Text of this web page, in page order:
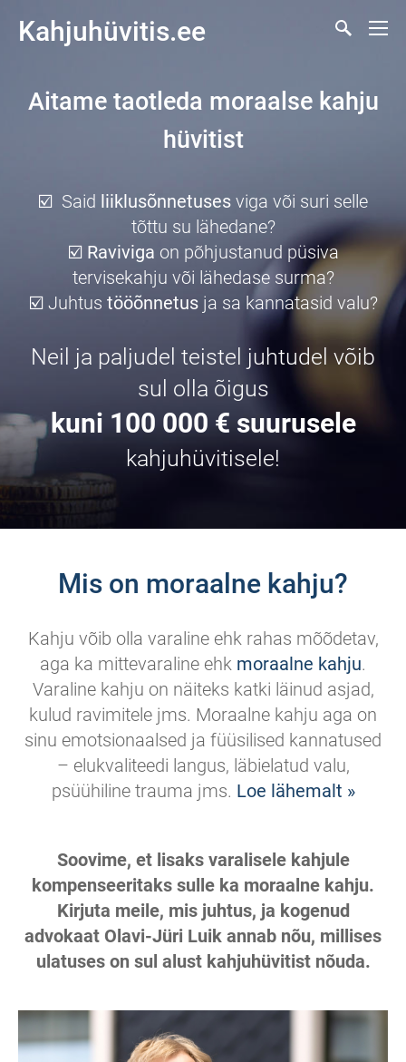
Kahjuhüvitis.ee
Aitame taotleda moraalse kahju
hüvitist
☑️ Said liiklusõnnetuses viga või suri selle
tõttu su lähedane?
☑️ Raviviga on põhjustanud püsiva
tervisekahju või lähedase surma?
☑️ Juhtus tööõnnetus ja sa kannatasid valu?
Neil ja paljudel teistel juhtudel võib
sul olla õigus
kuni 100 000 € suurusele
kahjuhüvitisele!
Mis on moraalne kahju?
Kahju võib olla varaline ehk rahas mõõdetav,
aga ka mittevaraline ehk moraalne kahju.
Varaline kahju on näiteks katki läinud asjad,
kulud ravimitele jms. Moraalne kahju aga on
sinu emotsionaalsed ja füüsilised kannatused
– elukvaliteedi langus, läbielatud valu,
psüühiline trauma jms. Loe lähemalt »
Soovime, et lisaks varalisele kahjule
kompenseeritaks sulle ka moraalne kahju.
Kirjuta meile, mis juhtus, ja kogenud
advokaat Olavi-Jüri Luik annab nõu, millises
ulatuses on sul alust kahjuhüvitist nõuda.